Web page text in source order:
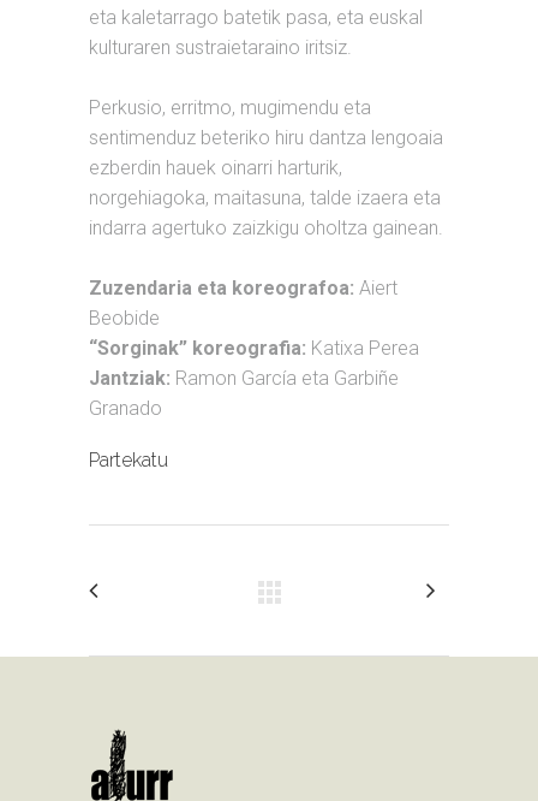
eta kaletarrago batetik pasa, eta euskal
kulturaren sustraietaraino iritsiz.
Perkusio, erritmo, mugimendu eta
sentimenduz beteriko hiru dantza lengoaia
ezberdin hauek oinarri harturik,
norgehiagoka, maitasuna, talde izaera eta
indarra agertuko zaizkigu oholtza gainean.
Zuzendaria eta koreografoa: Aiert
Beobide
“Sorginak” koreografia: Katixa Perea
Jantziak: Ramon García eta Garbiñe
Granado
Partekatu